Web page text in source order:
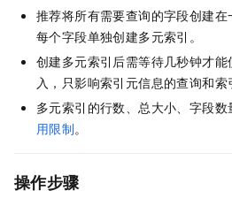
推荐将所有需要查询的字段创建
每个字段单独创建多元索引。
创建多元索引后需等待几秒钟才
入，只影响索引元信息的查询和索
多元索引的行数、总大小、字段
用限制。
操作步骤